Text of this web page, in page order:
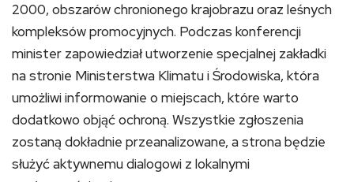
2000, obszarów chronionego krajobrazu oraz leśnych
kompleksów promocyjnych. Podczas konferencji
minister zapowiedział utworzenie specjalnej zakładki
na stronie Ministerstwa Klimatu i Środowiska, która
umożliwi informowanie o miejscach, które warto
dodatkowo objąć ochroną. Wszystkie zgłoszenia
zostaną dokładnie przeanalizowane, a strona będzie
służyć aktywnemu dialogowi z lokalnymi